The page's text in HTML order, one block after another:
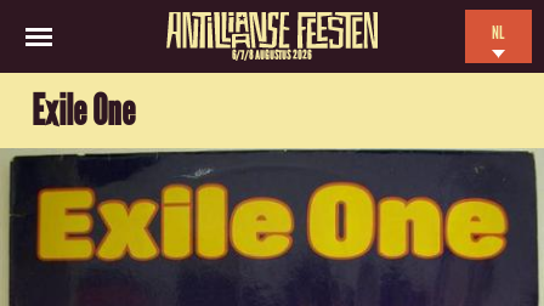
6/7/8 AUGUSTUS 2026
NL
Exile One